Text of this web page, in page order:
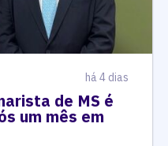
há 4 dias
de MS é
um mês em